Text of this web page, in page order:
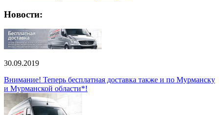
Новости:
30.09.2019
Внимание! Теперь бесплатная доставка также и по Мурманску
и Мурманской области*!